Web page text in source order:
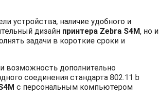
устройства, наличие удобного и
дизайн принтера Zebra S4M, но и
задачи в короткие сроки и
возможность дополнительно
соединения стандарта 802.11 b
4M с персональным компьютером